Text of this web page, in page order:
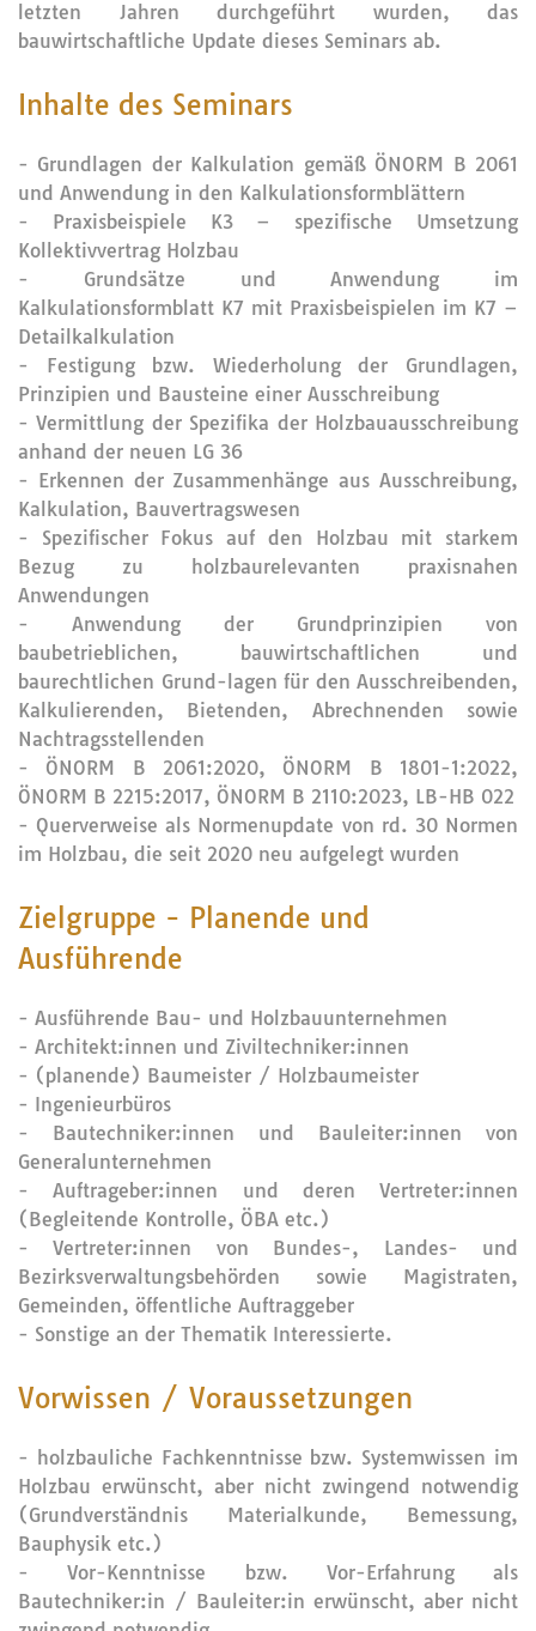
letzten Jahren durchgeführt wurden, das
bauwirtschaftliche Update dieses Seminars ab.
Inhalte des Seminars
- Grundlagen der Kalkulation gemäß ÖNORM B 2061
und Anwendung in den Kalkulationsformblättern
- Praxisbeispiele K3 – spezifische Umsetzung
Kollektivvertrag Holzbau
- Grundsätze und Anwendung im
Kalkulationsformblatt K7 mit Praxisbeispielen im K7 –
Detailkalkulation
- Festigung bzw. Wiederholung der Grundlagen,
Prinzipien und Bausteine einer Ausschreibung
- Vermittlung der Spezifika der Holzbauausschreibung
anhand der neuen LG 36
- Erkennen der Zusammenhänge aus Ausschreibung,
Kalkulation, Bauvertragswesen
- Spezifischer Fokus auf den Holzbau mit starkem
Bezug zu holzbaurelevanten praxisnahen
Anwendungen
- Anwendung der Grundprinzipien von
baubetrieblichen, bauwirtschaftlichen und
baurechtlichen Grund-lagen für den Ausschreibenden,
Kalkulierenden, Bietenden, Abrechnenden sowie
Nachtragsstellenden
- ÖNORM B 2061:2020, ÖNORM B 1801-1:2022,
ÖNORM B 2215:2017, ÖNORM B 2110:2023, LB-HB 022
- Querverweise als Normenupdate von rd. 30 Normen
im Holzbau, die seit 2020 neu aufgelegt wurden
Zielgruppe - Planende und
Ausführende
- Ausführende Bau- und Holzbauunternehmen
- Architekt:innen und Ziviltechniker:innen
- (planende) Baumeister / Holzbaumeister
- Ingenieurbüros
- Bautechniker:innen und Bauleiter:innen von
Generalunternehmen
- Auftrageber:innen und deren Vertreter:innen
(Begleitende Kontrolle, ÖBA etc.)
- Vertreter:innen von Bundes-, Landes- und
Bezirksverwaltungsbehörden sowie Magistraten,
Gemeinden, öffentliche Auftraggeber
- Sonstige an der Thematik Interessierte.
Vorwissen / Voraussetzungen
- holzbauliche Fachkenntnisse bzw. Systemwissen im
Holzbau erwünscht, aber nicht zwingend notwendig
(Grundverständnis Materialkunde, Bemessung,
Bauphysik etc.)
- Vor-Kenntnisse bzw. Vor-Erfahrung als
Bautechniker:in / Bauleiter:in erwünscht, aber nicht